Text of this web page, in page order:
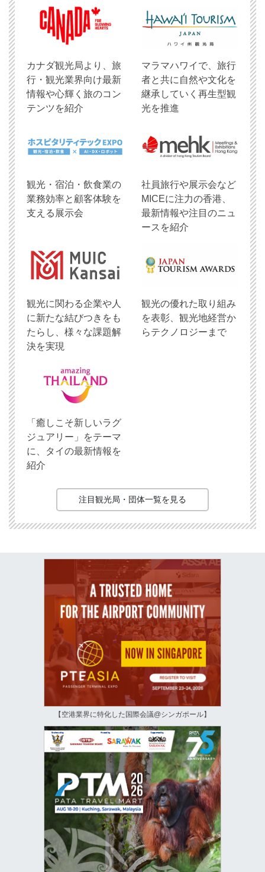
​カナダ観光局より、旅
行・観光業界向け最新
情報や心輝く旅のコン
テンツを紹介
マラマハワイで、旅行
者と共に自然や文化を
継承していく再生型観
光を推進
観光・宿泊・飲食業の
業務効率と顧客体験を
支える展示会
社員旅行や展示会など
MICEに注力の香港、
最新情報や注目のニュ
ースを紹介
観光に関わる企業や人
に新たな結びつきをも
たらし、様々な課題解
決を実現
観光の優れた取り組み
を表彰、観光地経営か
らテクノロジーまで
「癒しこそ新しいラグ
ジュアリー」をテーマ
に、タイの最新情報を
紹介
注目観光局・団体一覧を見る
【空港業界に特化した国際会議@シンガポール】